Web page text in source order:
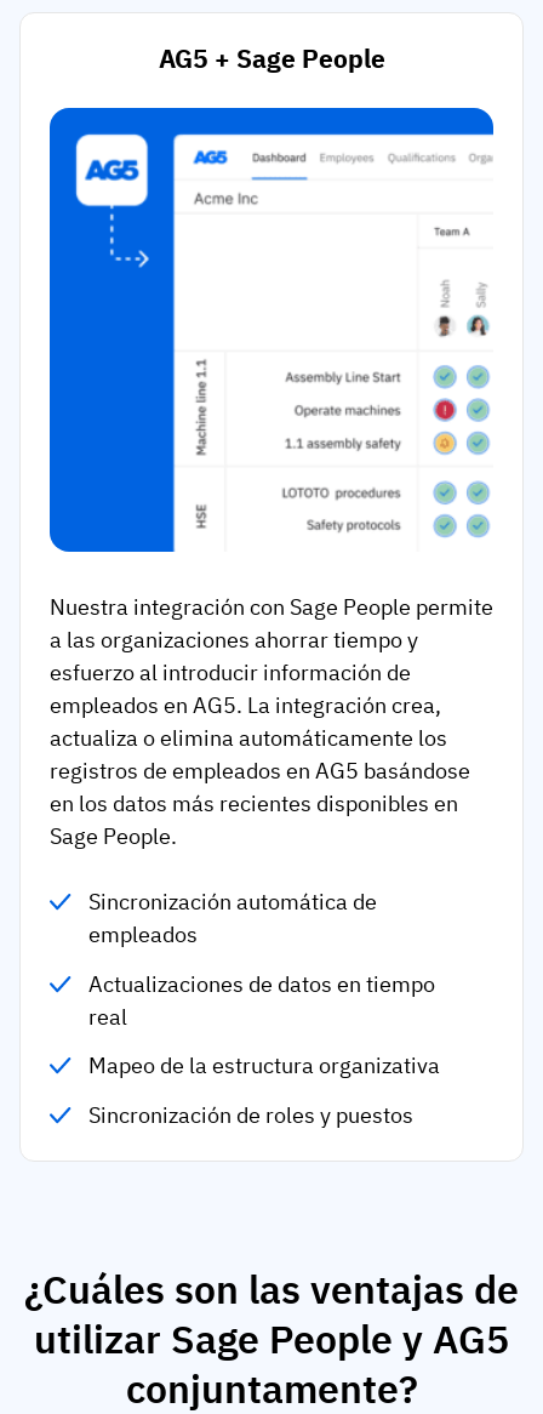
AG5 + Sage People
Nuestra integración con Sage People permite
a las organizaciones ahorrar tiempo y
esfuerzo al introducir información de
empleados en AG5. La integración crea,
actualiza o elimina automáticamente los
registros de empleados en AG5 basándose
en los datos más recientes disponibles en
Sage People.
Sincronización automática de
empleados
Actualizaciones de datos en tiempo
real
Mapeo de la estructura organizativa
Sincronización de roles y puestos
¿Cuáles son las ventajas de
utilizar Sage People y AG5
conjuntamente?